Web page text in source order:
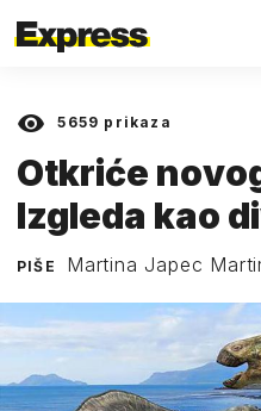
5659 prikaza
Otkriće
Izgleda kao
PIŠE Martina Japec